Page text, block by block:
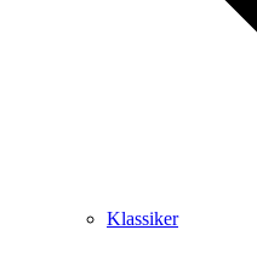
Klassiker